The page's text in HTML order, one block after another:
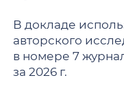
В докладе
авторского
в номере 7
за 2026 г.